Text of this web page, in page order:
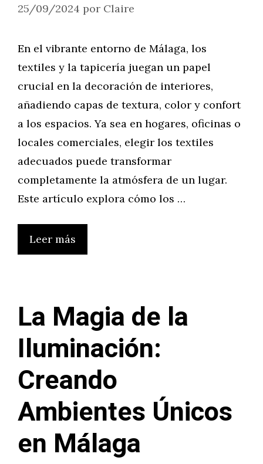
25/09/2024 por Claire
En el vibrante entorno de Málaga, los
textiles y la tapicería juegan un papel
crucial en la decoración de interiores,
añadiendo capas de textura, color y confort
a los espacios. Ya sea en hogares, oficinas o
locales comerciales, elegir los textiles
adecuados puede transformar
completamente la atmósfera de un lugar.
Este artículo explora cómo los …
Leer más
La Magia de la
Iluminación:
Creando
Ambientes Únicos
en Málaga